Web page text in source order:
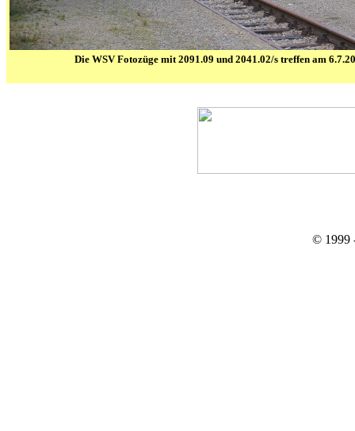
Die WSV Fotozüge mit 2091.09 und 2041.02/s treffen am
© 1999